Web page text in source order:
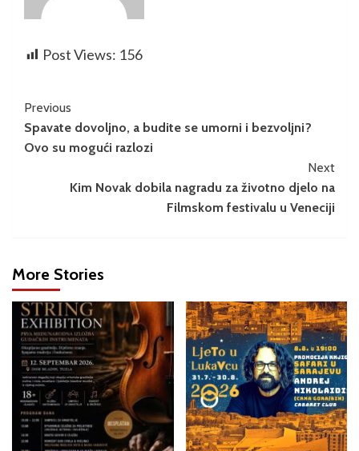
Post Views: 156
Previous
Spavate dovoljno, a budite se umorni i bezvoljni?
Ovo su mogući razlozi
Next
Kim Novak dobila nagradu za životno djelo na
Filmskom festivalu u Veneciji
More Stories